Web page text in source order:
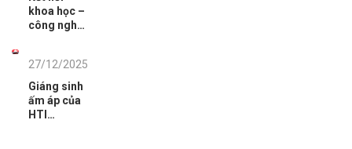
GIÁM SÁT
CHẤT
LƯỢNG
MỸ PHẨM
VÀ TRIỂN
KHAI CÔNG
TÁC NĂM
khoa học –
công nghệ
phòng,
chống tội
phạm
27/12/2025
Giáng sinh
ấm áp của
HTI